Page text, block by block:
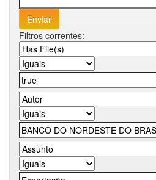
Filtros correntes: